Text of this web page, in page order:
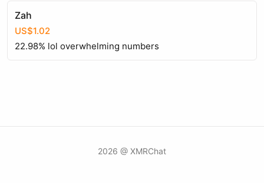
Zah
US$1.02
22.98% lol overwhelming numbers
2026 @ XMRChat